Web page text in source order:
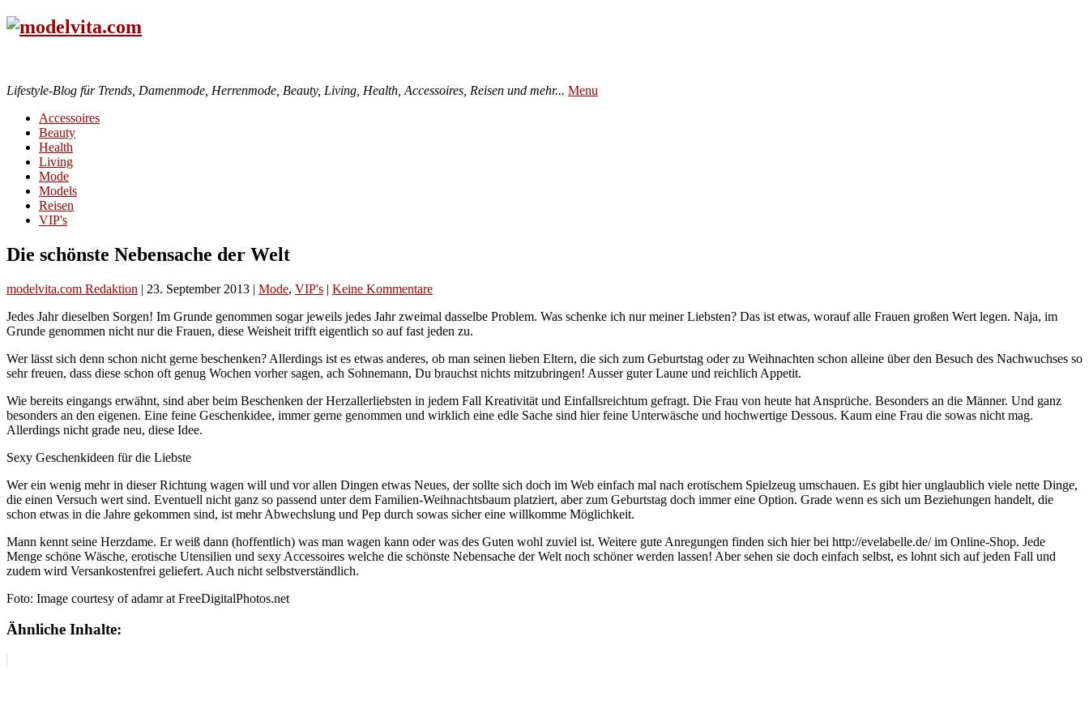
Lifestyle-Blog für Trends, Damenmode, Herrenmode, Beauty, Living, Health, Accessoires, Reisen und mehr... Menu
Accessoires
Beauty
Health
Living
Mode
Models
Reisen
VIP's
Die schönste Nebensache der Welt
modelvita.com Redaktion | 23. September 2013 | Mode, VIP's | Keine Kommentare
Jedes Jahr dieselben Sorgen! Im Grunde genommen sogar jeweils jedes Jahr zweimal dasselbe Problem. Was schenke ich nur meiner Liebsten? Das ist etwas, worauf alle Frauen großen Wert legen. Naja, im
Grunde genommen nicht nur die Frauen, diese Weisheit trifft eigentlich so auf fast jeden zu.
Wer lässt sich denn schon nicht gerne beschenken? Allerdings ist es etwas anderes, ob man seinen lieben Eltern, die sich zum Geburtstag oder zu Weihnachten schon alleine über den Besuch des Nachwuchses so
sehr freuen, dass diese schon oft genug Wochen vorher sagen, ach Sohnemann, Du brauchst nichts mitzubringen! Ausser guter Laune und reichlich Appetit.
Wie bereits eingangs erwähnt, sind aber beim Beschenken der Herzallerliebsten in jedem Fall Kreativität und Einfallsreichtum gefragt. Die Frau von heute hat Ansprüche. Besonders an die Männer. Und ganz
besonders an den eigenen. Eine feine Geschenkidee, immer gerne genommen und wirklich eine edle Sache sind hier feine Unterwäsche und hochwertige Dessous. Kaum eine Frau die sowas nicht mag.
Allerdings nicht grade neu, diese Idee.
Sexy Geschenkideen für die Liebste
Wer ein wenig mehr in dieser Richtung wagen will und vor allen Dingen etwas Neues, der sollte sich doch im Web einfach mal nach erotischem Spielzeug umschauen. Es gibt hier unglaublich viele nette Dinge,
die einen Versuch wert sind. Eventuell nicht ganz so passend unter dem Familien-Weihnachtsbaum platziert, aber zum Geburtstag doch immer eine Option. Grade wenn es sich um Beziehungen handelt, die
schon etwas in die Jahre gekommen sind, ist mehr Abwechslung und Pep durch sowas sicher eine willkomme Möglichkeit.
Mann kennt seine Herzdame. Er weiß dann (hoffentlich) was man wagen kann oder was des Guten wohl zuviel ist. Weitere gute Anregungen finden sich hier bei http://evelabelle.de/ im Online-Shop. Jede
Menge schöne Wäsche, erotische Utensilien und sexy Accessoires welche die schönste Nebensache der Welt noch schöner werden lassen! Aber sehen sie doch einfach selbst, es lohnt sich auf jeden Fall und
zudem wird Versankostenfrei geliefert. Auch nicht selbstverständlich.
Foto: Image courtesy of adamr at FreeDigitalPhotos.net
Ähnliche Inhalte: